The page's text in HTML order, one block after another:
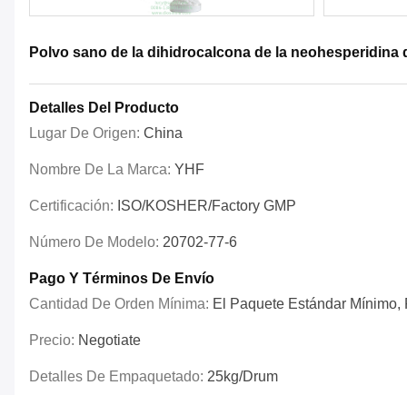
Polvo sano de la dihidrocalcona de la
Detalles Del Producto
Lugar De Origen: China
Nombre De La Marca: YHF
Certificación: ISO/KOSHER/Factory GMP
Número De Modelo: 20702-77-6
Pago Y Términos De Envío
Cantidad De Orden Mínima: El Paquete Estándar Mínimo,
Precio: Negotiate
Detalles De Empaquetado: 25kg/drum